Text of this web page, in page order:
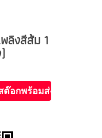
ลิงสีส้ม 1
อกพร้อมส่ง